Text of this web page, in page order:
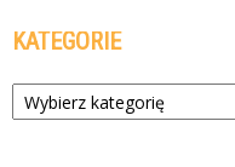
KATEGORIE
Kategorie